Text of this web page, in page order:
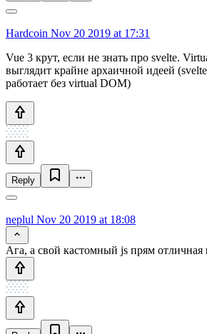
Hardcoin Nov 20 2019 at 17:31
Vue 3 крут, если не знать про svelte.
выглядит крайне архаичной идеей
работает без virtual DOM)
Reply
neplul Nov 20 2019 at 18:08
Ага, а свой кастомный js прям отличная